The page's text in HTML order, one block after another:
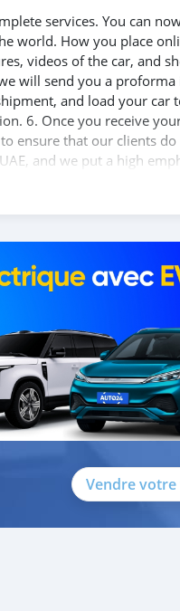
services. You can
world. How you place
videos of the car, and
will send you a
and load your car
6. Once you receive
ensure that our clients
and we put a high
the
Vendre